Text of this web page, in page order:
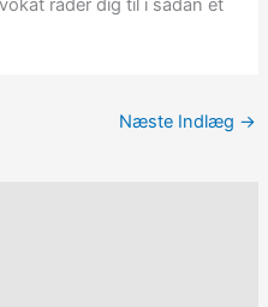
råder dig til i sådan et
Næste Indlæg →